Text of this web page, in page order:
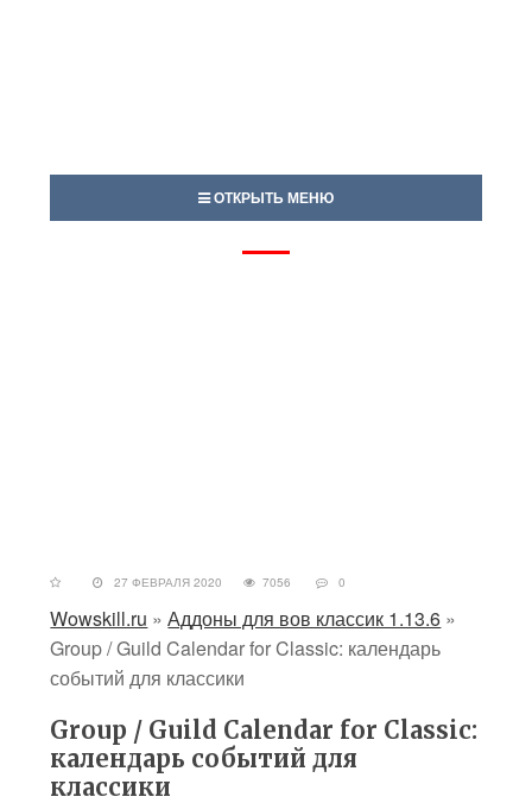
ОТКРЫТЬ МЕНЮ
27 ФЕВРАЛЯ 2020 7056 0
Wowskill.ru »Аддоны для вов классик 1.13.6 »
Group / Guild Calendar for Classic: календарь
событий для классики
Group / Guild Calendar for Classic:
календарь событий для
классики